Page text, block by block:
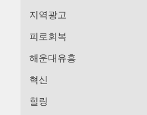
지역광고
피로회복
해운대유흥
혁신
힐링